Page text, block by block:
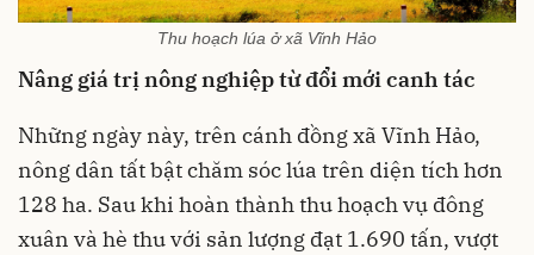
Thu hoạch lúa ở xã Vĩnh Hảo
Nâng giá trị nông nghiệp từ đổi mới canh tác
Những ngày này, trên cánh đồng xã Vĩnh Hảo,
nông dân tất bật chăm sóc lúa trên diện tích hơn
128 ha. Sau khi hoàn thành thu hoạch vụ đông
xuân và hè thu với sản lượng đạt 1.690 tấn, vượt